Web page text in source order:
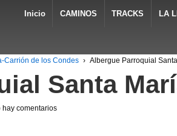
Inicio CAMINOS TRACKS LA
Carrión de los Condes › Albergue Parroquial
Santa
hay comentarios